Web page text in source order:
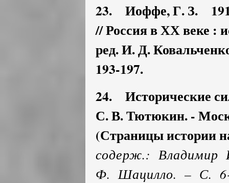
23. Иоффе, Г. З.
// Россия в ХХ веке :
ред. И. Д.
193-197.
24. Исторические
С. В. Тютюкин. -
(Страницы истории
содерж.: Владимир
Ф. Шацилло. – С. 6-